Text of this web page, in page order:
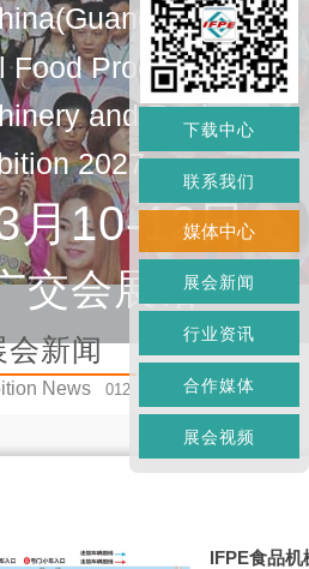
Food Processing
and Equipment
2027
月10-12日
交会展馆
会新闻
News 012
IFPE食品
下载中心
联系我们
媒体中心
展会新闻
行业资讯
合作媒体
展会视频